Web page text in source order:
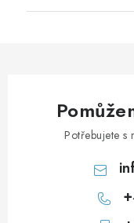
Potřebujete s